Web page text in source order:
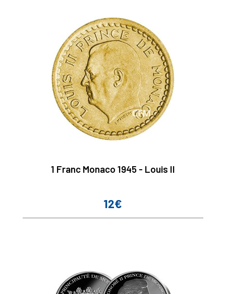
1 Franc Monaco 1945 - Louis II
Prix
12€